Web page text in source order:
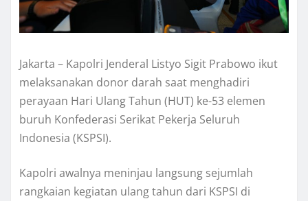
Jakarta – Kapolri Jenderal Listyo Sigit Prabowo ikut
melaksanakan donor darah saat menghadiri
perayaan Hari Ulang Tahun (HUT) ke-53 elemen
buruh Konfederasi Serikat Pekerja Seluruh
Indonesia (KSPSI).
Kapolri awalnya meninjau langsung sejumlah
rangkaian kegiatan ulang tahun dari KSPSI di